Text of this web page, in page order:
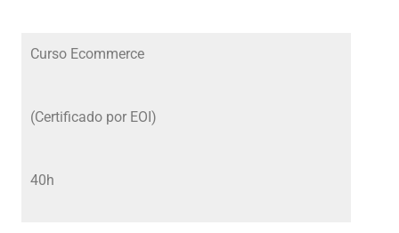
Curso Ecommerce
(Certificado por EOI)
40h